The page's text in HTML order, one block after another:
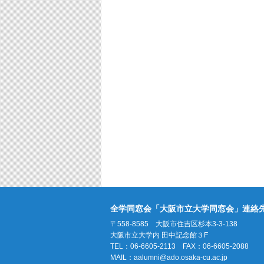
全学同窓会「大阪市立大学同窓会」連絡
〒558-8585 大阪市住吉区杉本3-3-138
大阪市立大学内 田中記念館３F
TEL：06-6605-2113 FAX：06-6605-2088
MAIL： aalumni@ado.osaka-cu.ac.jp